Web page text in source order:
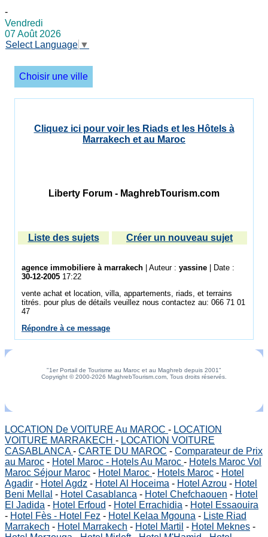
-
Vendredi
07 Août 2026
Select Language ▼
Choisir une ville
Cliquez ici pour voir les Riads et les Hôtels à
Marrakech et au Maroc
Liberty Forum - MaghrebTourism.com
Liste des sujets Créer un nouveau sujet
agence immobiliere à marrakech | Auteur : yassine | Date :
30-12-2005 17:22
vente achat et location, villa, appartements, riads, et terrains
titrés. pour plus de détails veuillez nous contactez au: 066 71 01
47
Répondre à ce message
"1er Portail de Tourisme au Maroc et au Maghreb depuis 2001"
Copyright © 2000-2026 MaghrebTourism.com, Tous droits réservés.
LOCATION De VOITURE Au MAROC - LOCATION
VOITURE MARRAKECH - LOCATION VOITURE
CASABLANCA- CARTE DU MAROC - Comparateur de Prix
au Maroc - Hotel Maroc - Hotels Au Maroc - Hotels Maroc Vol
Maroc Séjour Maroc - Hotel Maroc - Hotels Maroc - Hotel
Agadir - Hotel Agdz - Hotel Al Hoceima - Hotel Azrou - Hotel
Beni Mellal - Hotel Casablanca - Hotel Chefchaouen - Hotel
El Jadida - Hotel Erfoud - Hotel Errachidia - Hotel Essaouira
- Hotel Fès - Hotel Fez - Hotel Kelaa Mgouna - Liste Riad
Marrakech - Hotel Marrakech - Hotel Martil - Hotel Meknes -